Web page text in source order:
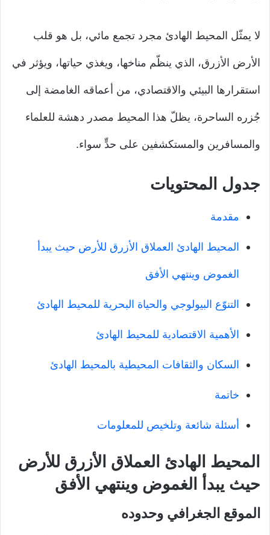
لا يمثّل المحيط الهادئ مجرد تجمع مائي، بل هو قلب
الأرض الأزرق، الذي ينظّم مناخها، ويغذي حياتها، ويؤثر في
استقرارها البيئي والاقتصادي، من أعماقه الغامضة إلى
جُزره الساحرة، يظلّ هذا المحيط مصدر دهشة للعلماء
والمسافرين والمستكشفين على حدٍّ سواء.
جدول المحتويات
مقدمة
المحيط الهادئ العملاق الأزرق للأرض حيث يبدأ
الغموض وينتهي الأفق
التنوّع البيولوجي والحياة البحرية للمحيط الهادئ
الأهمية الاقتصادية للمحيط الهادئ
السكان والثقافات المحيطية بالمحيط الهادئ
خاتمة
أسئلة شائعة وتلخيص للمعلومات
المحيط الهادئ العملاق الأزرق للأرض
حيث يبدأ الغموض وينتهي الأفق
الموقع الجغرافي وحدوده